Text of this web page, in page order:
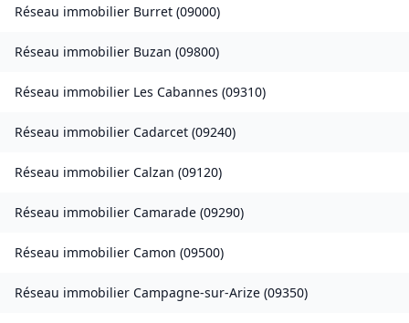
Réseau immobilier Burret (09000)
Réseau immobilier Buzan (09800)
Réseau immobilier Les Cabannes (09310)
Réseau immobilier Cadarcet (09240)
Réseau immobilier Calzan (09120)
Réseau immobilier Camarade (09290)
Réseau immobilier Camon (09500)
Réseau immobilier Campagne-sur-Arize (09350)